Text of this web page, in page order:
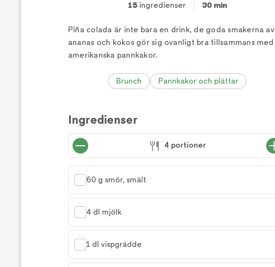
15ingredienser 30 min
Piña colada är inte bara en drink, de goda smakerna av
ananas och kokos gör sig ovanligt bra tillsammans med
amerikanska pannkakor.
Brunch Pannkakor och plättar
Ingredienser
4 portioner
60 g smör, smält
4 dl mjölk
1 dl vispgrädde